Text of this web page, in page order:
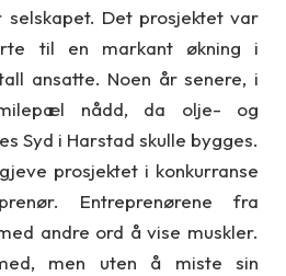
Det prosjektet var
til en markant økning i
ansatte. Noen år senere, i
nådd, da olje- og
Syd i Harstad skulle bygges.
prosjektet i konkurranse
Entreprenørene fra
andre ord å vise muskler.
men uten å miste sin